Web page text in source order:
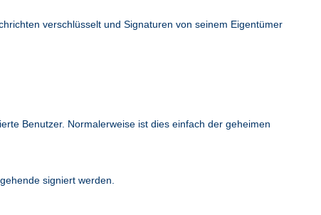
verschlüsselt und Signaturen von seinem Eigentümer
Benutzer. Normalerweise ist dies einfach der geheimen
signiert werden.